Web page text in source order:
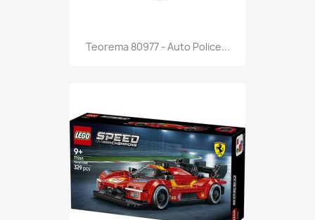
Anteprima
Teorema 80977 - Auto Police...